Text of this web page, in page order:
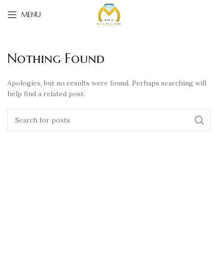
MENU
Nothing Found
Apologies, but no results were found. Perhaps searching will
help find a related post.